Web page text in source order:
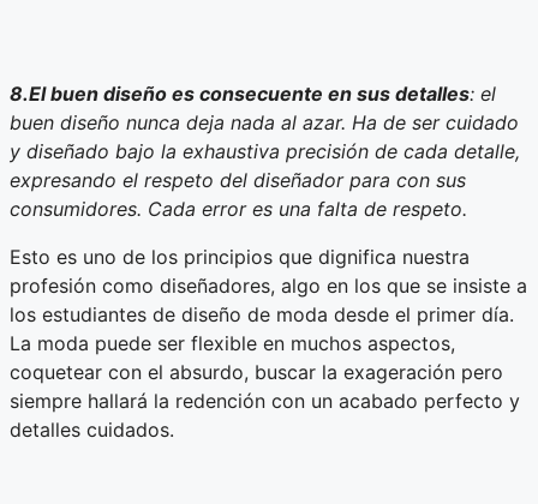
8.El buen diseño es consecuente en sus detalles: el
buen diseño nunca deja nada al azar. Ha de ser cuidado
y diseñado bajo la exhaustiva precisión de cada detalle,
expresando el respeto del diseñador para con sus
consumidores. Cada error es una falta de respeto.
Esto es uno de los principios que dignifica nuestra
profesión como diseñadores, algo en los que se insiste a
los estudiantes de diseño de moda desde el primer día.
La moda puede ser flexible en muchos aspectos,
coquetear con el absurdo, buscar la exageración pero
siempre hallará la redención con un acabado perfecto y
detalles cuidados.